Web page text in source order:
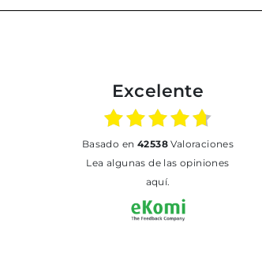
Excelente
basado en 42538Valoraciones
Lea algunas de las opiniones
aquí.